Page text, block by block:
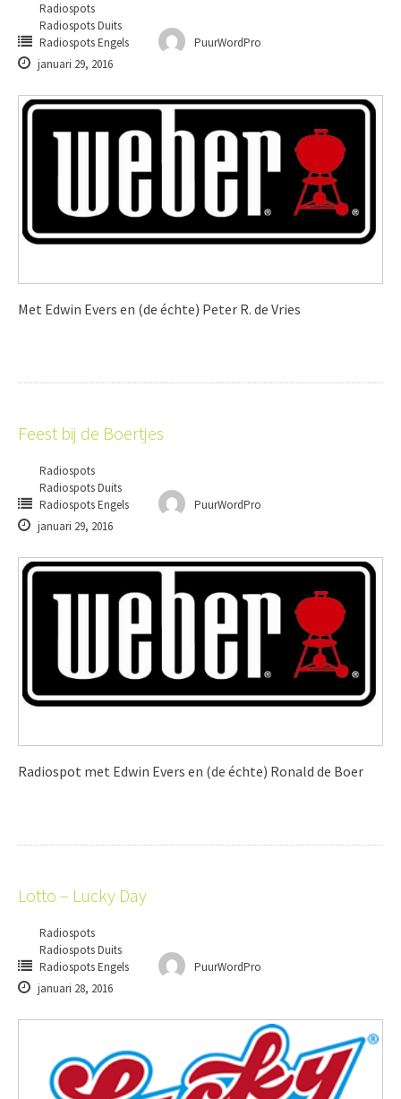
Radiospots
Radiospots Duits
Radiospots Engels
PuurWordPro
januari 29, 2016
Met Edwin Evers en (de échte) Peter R. de Vries
Feest bij de Boertjes
Radiospots
Radiospots Duits
Radiospots Engels
PuurWordPro
januari 29, 2016
Radiospot met Edwin Evers en (de échte) Ronald de Boer
Lotto – Lucky Day
Radiospots
Radiospots Duits
Radiospots Engels
PuurWordPro
januari 28, 2016